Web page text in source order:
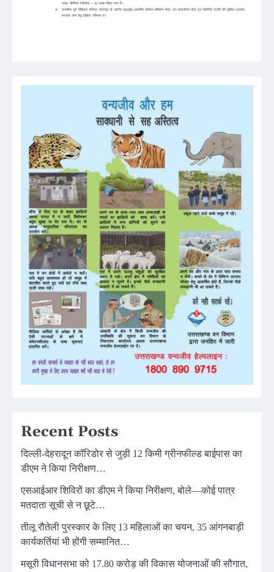
Recent Posts
दिल्ली-देहरादून कॉरिडोर से जुड़ी 12 किमी ग्रीनफील्ड बाईपास का
डीएम ने किया निरीक्षण…
एसआईआर शिविरों का डीएम ने किया निरीक्षण, बोले—कोई पात्र
मतदाता सूची से न छूटे…
तीलू रौतेली पुरस्कार के लिए 13 महिलाओं का चयन, 35 आंगनबाड़ी
कार्यकर्तियां भी होंगी सम्मानित…
मसूरी विधानसभा को 17.80 करोड़ की विकास योजनाओं की सौगात,